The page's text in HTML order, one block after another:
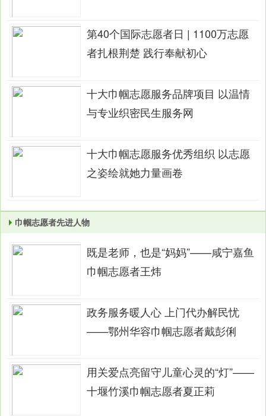
第40个国际志愿者日 | 1100万志愿
者扎根荆楚 践行奉献初心
十大巾帼志愿服务品牌项目 以温情
与专业织密民生服务网
十大巾帼志愿服务优秀组织 以志愿
之姿绘就她力量画卷
巾帼志愿者先进人物
既是老师，也是“妈妈”——咸宁嘉鱼
巾帼志愿者王炜
政务服务暖人心 上门代办解民忧
——鄂州华容巾帼志愿者戴彭俐
用关爱点亮留守儿童心灵的“灯”——
十堰竹溪巾帼志愿者夏正莉